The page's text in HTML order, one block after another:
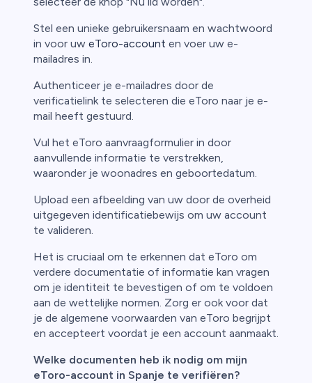
Stel een unieke gebruikersnaam en wachtwoord
in voor uw eToro-account en voer uw e-
mailadres in.
Authenticeer je e-mailadres door de
verificatielink te selecteren die eToro naar je e-
mail heeft gestuurd.
Vul het eToro aanvraagformulier in door
aanvullende informatie te verstrekken,
waaronder je woonadres en geboortedatum.
Upload een afbeelding van uw door de overheid
uitgegeven identificatiebewijs om uw account
te valideren.
Het is cruciaal om te erkennen dat eToro om
verdere documentatie of informatie kan vragen
om je identiteit te bevestigen of om te voldoen
aan de wettelijke normen. Zorg er ook voor dat
je de algemene voorwaarden van eToro begrijpt
en accepteert voordat je een account aanmaakt.
Welke documenten heb ik nodig om mijn
eToro-account in Spanje te verifiëren?